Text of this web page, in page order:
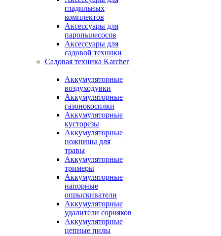
гладильных
комплектов
Аксессуары для
паропылесосов
Аксессуары для
садовой техники
Садовая техника Karcher
Аккумуляторные
воздуходувки
Аккумуляторные
газонокосилки
Аккумуляторные
кусторезы
Аккумуляторные
ножницы для
травы
Аккумуляторные
тримеры
Аккумуляторные
напорные
опрыскиватели
Аккумуляторные
удалители сорняков
Аккумуляторные
цепные пилы